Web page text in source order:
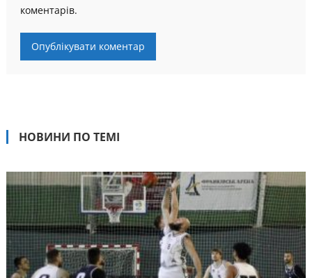
коментарів.
НОВИНИ ПО ТЕМІ